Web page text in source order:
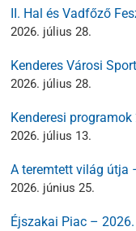
II. Hal és Vadfőző
2026. július 28.
Kenderes Városi
2026. július 28.
Kenderesi
2026. július 13.
A teremtett világ útja
2026. június 25.
Éjszakai Piac –